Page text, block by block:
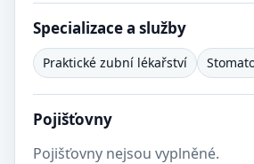
Specializace a služby
Praktické zubní lékařství
Pojišťovny
Pojišťovny nejsou vyplněné.